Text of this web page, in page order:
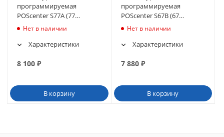
программируемая
POScenter S77A (77
клавиш, MSR, ключ, USB),
Нет в наличии
Характеристики
8 100 ₽
В корзину
программируемая
POScenter S67B (67
клавиш, MSR, ключ, USB),
Нет в наличии
Характеристики
7 880₽
В корзину